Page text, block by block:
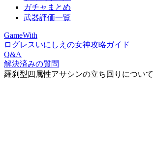
ガチャまとめ
武器評価一覧
GameWith
ログレスいにしえの女神攻略ガイド
Q&A
解決済みの質問
羅刹型四属性アサシンの立ち回りについて